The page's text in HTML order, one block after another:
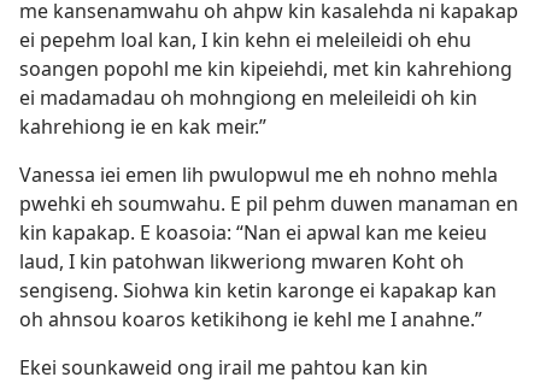
me kansenamwahu oh ahpw kin kasalehda ni kapakap
ei pepehm loal kan, I kin kehn ei meleileidi oh ehu
soangen popohl me kin kipeiehdi, met kin kahrehiong
ei madamadau oh mohngiong en meleileidi oh kin
kahrehiong ie en kak meir.”
Vanessa iei emen lih pwulopwul me eh nohno mehla
pwehki eh soumwahu. E pil pehm duwen manaman en
kin kapakap. E koasoia: “Nan ei apwal kan me keieu
laud, I kin patohwan likweriong mwaren Koht oh
sengiseng. Siohwa kin ketin karonge ei kapakap kan
oh ahnsou koaros ketikihong ie kehl me I anahne.”
Ekei sounkaweid ong irail me pahtou kan kin